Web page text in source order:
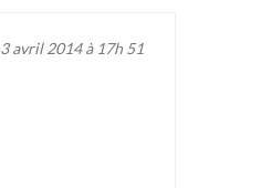
3 avril 2014 à 17h 51